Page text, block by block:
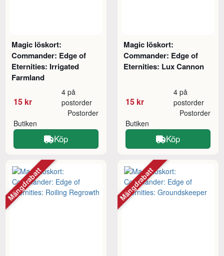
Magic löskort:
Commander: Edge of
Eternities: Irrigated
Farmland
15 kr
4 på
postorder
Butiken
Postorder
Köp
Magic löskort:
Commander: Edge of
Eternities: Lux Cannon
15 kr
4 på
postorder
Butiken
Postorder
Köp
Mängdrabatt Mängdrabatt